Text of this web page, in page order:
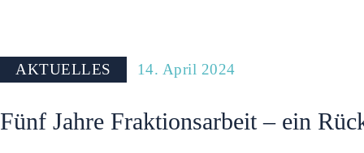
AKTUELLES 14. April 2024
Fünf Jahre Fraktionsarbeit – ein